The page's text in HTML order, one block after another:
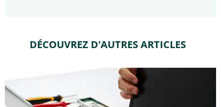
DÉCOUVREZ D'AUTRES ARTICLES